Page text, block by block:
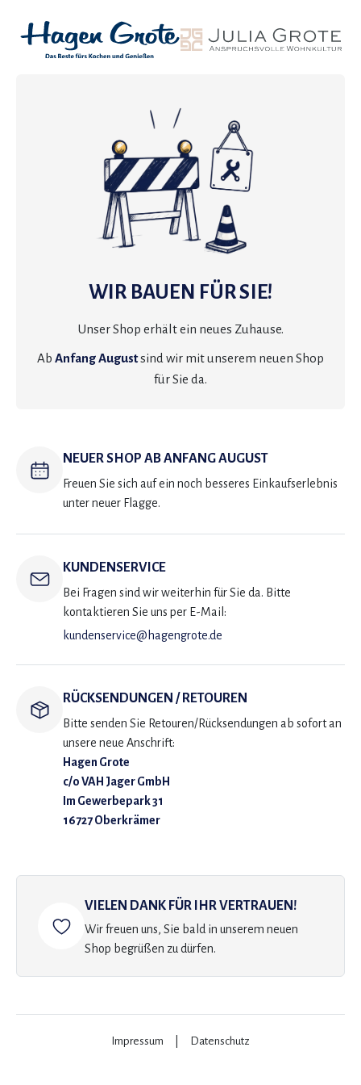
WIR BAUEN FÜR SIE!
Unser Shop erhält ein neues Zuhause.
Ab Anfang Augustsind wir mit unserem neuen Shop
für Sie da.
NEUER SHOP AB ANFANG AUGUST
Freuen Sie sich auf ein noch besseres Einkaufserlebnis
unter neuer Flagge.
KUNDENSERVICE
Bei Fragen sind wir weiterhin für Sie da. Bitte
kontaktieren Sie uns per E-Mail:
kundenservice@hagengrote.de
RÜCKSENDUNGEN / RETOUREN
Bitte senden Sie Retouren/Rücksendungen ab sofort an
unsere neue Anschrift:
Hagen Grote
c/o VAH Jager GmbH
Im Gewerbepark 31
16727 Oberkrämer
VIELEN DANK FÜR IHR VERTRAUEN!
Wir freuen uns, Sie bald in unserem neuen
Shop begrüßen zu dürfen.
Impressum Datenschutz